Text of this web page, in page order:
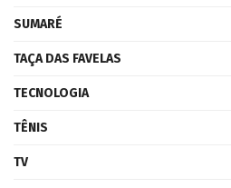
SUMARÉ
TAÇA DAS FAVELAS
TECNOLOGIA
TÊNIS
TV